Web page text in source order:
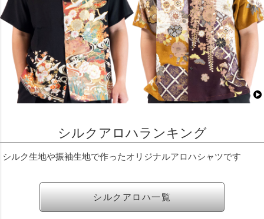
シルクアロハランキング
シルク生地や振袖生地で作ったオリジナルアロハシャツです
シルクアロハ一覧